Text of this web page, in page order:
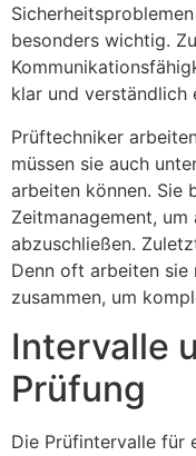
besonders wichtig.
klar und verständlich
Prüftechniker
müssen sie auch
arbeiten können. Sie
Zeitmanagement,
abzuschließen.
Denn oft arbeiten sie
zusammen, um
Intervalle
Prüfung
Die Prüfintervalle für